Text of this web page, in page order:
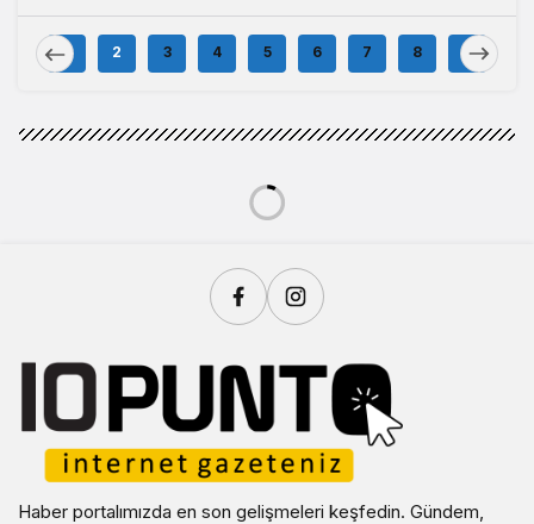
Forması Hediye
Edildi
1 2 3 4 5 6 7 8 9
Haber portalımızda en son gelişmeleri keşfedin. Gündem,